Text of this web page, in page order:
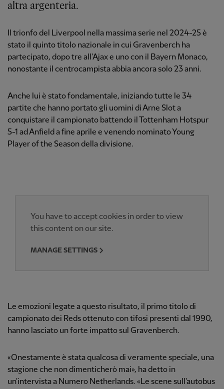
altra argenteria.
Il trionfo del Liverpool nella massima serie nel 2024-25 è
stato il quinto titolo nazionale in cui Gravenberch ha
partecipato, dopo tre all'Ajax e uno con il Bayern Monaco,
nonostante il centrocampista abbia ancora solo 23 anni.
Anche lui è stato fondamentale, iniziando tutte le 34
partite che hanno portato gli uomini di Arne Slot a
conquistare il campionato battendo il Tottenham Hotspur
5-1 ad Anfield a fine aprile e venendo nominato Young
Player of the Season della divisione.
You have to accept cookies in order to view
this content on our site.
MANAGE SETTINGS
Le emozioni legate a questo risultato, il primo titolo di
campionato dei Reds ottenuto con tifosi presenti dal 1990,
hanno lasciato un forte impatto sul Gravenberch.
«Onestamente è stata qualcosa di veramente speciale, una
stagione che non dimenticherò mai», ha detto in
un'intervista a Numero Netherlands. «Le scene sull'autobus